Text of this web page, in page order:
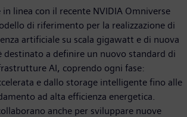
linea con il recente NVIDIA Omniverse
di riferimento per la realizzazione di
artificiale su scala gigawatt e di nuova
destinato a definire un nuovo standard di
AI, coprendo ogni fase:
e dallo storage intelligente fino alle
ad alta efficienza energetica.
anche per sviluppare nuove